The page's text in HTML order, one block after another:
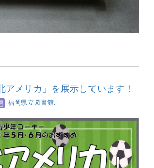
アメリカ」を展示しています！
福岡県立図書館.